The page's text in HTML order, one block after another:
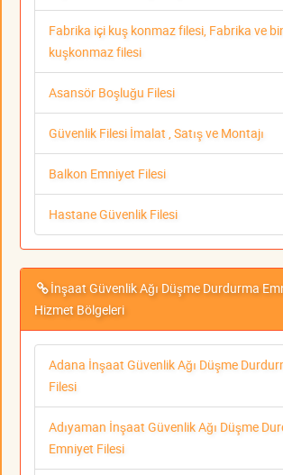
Fabrika içi kuş konmaz filesi, Fabrika ve
kuşkonmaz filesi
Asansör Boşluğu Filesi
Güvenlik Filesi İmalat , Satış ve Montajı
Balkon Emniyet Filesi
Hastane Güvenlik Filesi
İnşaat Güvenlik Ağı Düşme Durdurma
Hizmet Bölgeleri
Adana İnşaat Güvenlik Ağı Düşme
Filesi
Adıyaman İnşaat Güvenlik Ağı Düşme
Emniyet Filesi